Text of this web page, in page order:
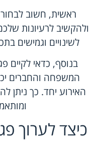
ראשית, חשוב
ולהקשיב לרעיונות
לשינויים וגמישים
בנוסף, כדאי לקיים
המשפחה והחברים
האירוע יחד. כך ניתן
כיצד לערוך